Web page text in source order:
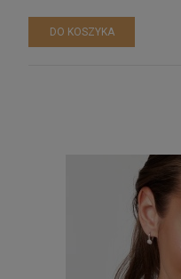
DO KOSZYKA